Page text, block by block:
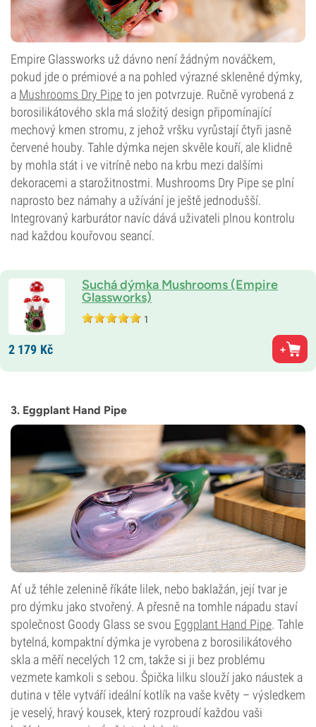
Empire Glassworks už dávno není žádným nováčkem,
pokud jde o prémiové a na pohled výrazné skleněné dýmky,
a Mushrooms Dry Pipeto jen potvrzuje. Ručně vyrobená z
borosilikátového skla má složitý design připomínající
mechový kmen stromu, z jehož vršku vyrůstají čtyři jasně
červené houby. Tahle dýmka nejen skvěle kouří, ale klidně
by mohla stát i ve vitríně nebo na krbu mezi dalšími
dekoracemi a starožitnostmi. Mushrooms Dry Pipe se plní
naprosto bez námahy a užívání je ještě jednodušší.
Integrovaný karburátor navíc dává uživateli plnou kontrolu
nad každou kouřovou seancí.
Suchá dýmka Mushrooms (Empire
Glassworks)
1
2 179 Kč
3. Eggplant Hand Pipe
Ať už téhle zelenině říkáte lilek, nebo baklažán, její tvar je
pro dýmku jako stvořený. A přesně na tomhle nápadu staví
společnost Goody Glass se svou Eggplant Hand Pipe. Tahle
bytelná, kompaktní dýmka je vyrobena z borosilikátového
skla a měří necelých 12 cm, takže si ji bez problému
vezmete kamkoli s sebou. Špička lilku slouží jako náustek a
dutina v těle vytváří ideální kotlík na vaše květy – výsledkem
je veselý, hravý kousek, který rozproudí každou vaši